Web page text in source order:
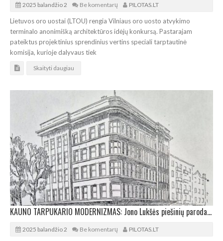
2025 balandžio 2 Be komentarų PILOTAS.LT
Lietuvos oro uostai (LTOU) rengia Vilniaus oro uosto atvykimo
terminalo anonimišką architektūros idėjų konkursą. Pastarajam
pateiktus projektinius sprendinius vertins speciali tarptautinė
komisija, kurioje dalyvaus tiek
Skaityti daugiau
KAUNO TARPUKARIO MODERNIZMAS: Jono Lukšės piešinių paroda Vilniuje
2025 balandžio 2 Be komentarų PILOTAS.LT